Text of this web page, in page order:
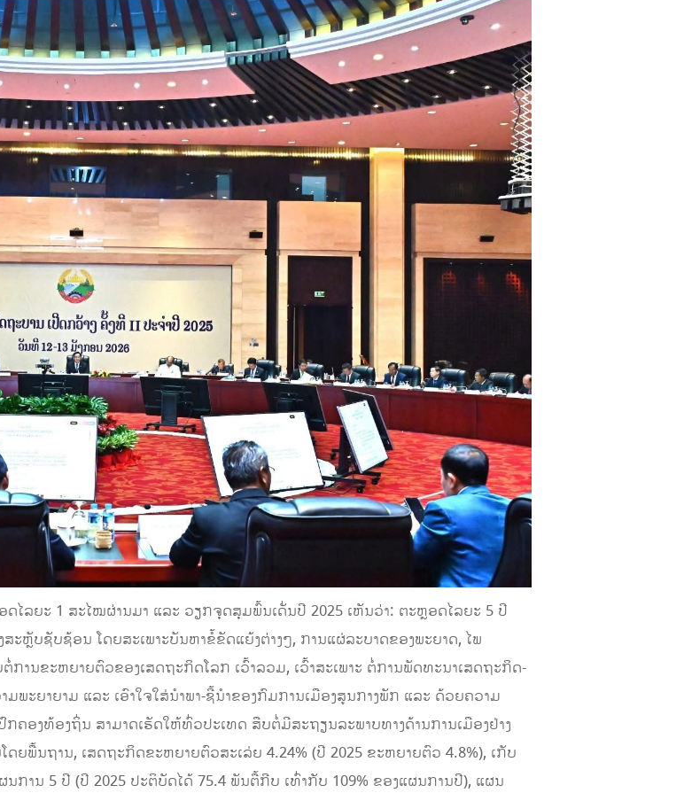
ໄລຍະ 1 ສະໄໝຜ່ານມາ ແລະ ວຽກຈຸດສຸມພົ້ນເດັ່ນປີ 2025 ເຫັນວ່າ: ຕະຫຼອດໄລຍະ 5 ປີ
ະຫຼັບຊັບຊ້ອນ ໂດຍສະເພາະບັນຫາຂໍ້ຂັດແຍ້ງຕ່າງໆ, ການແຜ່ລະບາດຂອງພະຍາດ, ໄພ
ານຂະຫຍາຍຕົວຂອງເສດຖະກິດໂລກ ເວົ້າລວມ, ເວົ້າສະເພາະ ຕໍ່ການພັດທະນາເສດຖະກິດ-
ພະຍາຍາມ ແລະ ເອົາໃຈໃສ່ນໍາພາ-ຊີ້ນໍາຂອງກົມການເມືອງສູນກາງພັກ ແລະ ດ້ວຍຄວາມ
ອງທ້ອງຖິ່ນ ສາມາດເຮັດໃຫ້ທົ່ວປະເທດ ສືບຕໍ່ມີສະຖຽນລະພາບທາງດ້ານການເມືອງຢ່າງ
ພື້ນຖານ, ເສດຖະກິດຂະຫຍາຍຕົວສະເລ່ຍ 4.24% (ປີ 2025 ຂະຫຍາຍຕົວ 4.8%), ເກັບ
ນການ 5 ປີ (ປີ 2025 ປະຕິບັດໄດ້ 75.4 ພັນຕື້ກີບ ເທົ່າກັບ 109% ຂອງແຜນການປີ), ແຜນ